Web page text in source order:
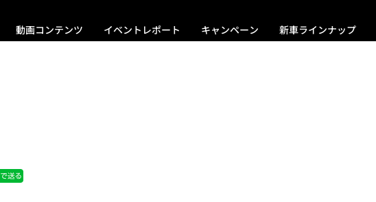
動画コンテンツ イベントレポート キャンペーン 新車ラインナップ